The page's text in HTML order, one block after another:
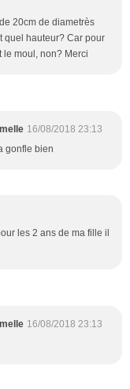
20cm de diametrès
quel hauteur? Car pour
le moul, non? Merci
16/08/2018 23:13
gonfle bien
les 2 ans de ma fille il
16/08/2018 23:13